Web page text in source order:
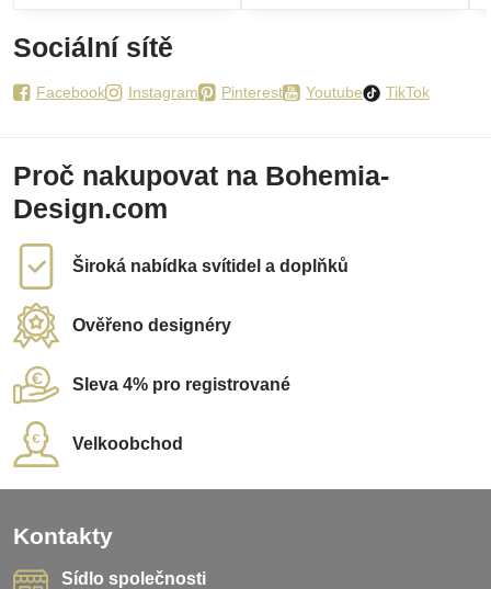
Sociální sítě
Facebook Instagram Pinterest Youtube TikTok
Proč nakupovat na Bohemia-
Design.com
Široká nabídka svítidel a doplňků
Ověřeno designéry
Sleva 4% pro registrované
Velkoobchod
Kontakty
Sídlo společnosti